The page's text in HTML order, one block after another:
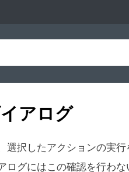
アログ
選択したアクションの実
ログにはこの確認を行わな